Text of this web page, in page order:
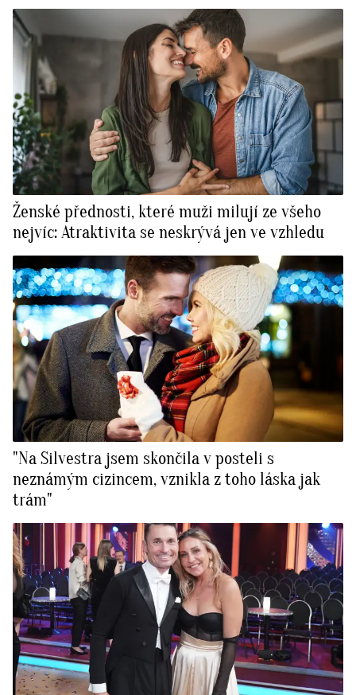
Ženské přednosti, které muži milují ze všeho
nejvíc: Atraktivita se neskrývá jen ve vzhledu
"Na Silvestra jsem skončila v posteli s
neznámým cizincem, vznikla z toho láska jak
trám"